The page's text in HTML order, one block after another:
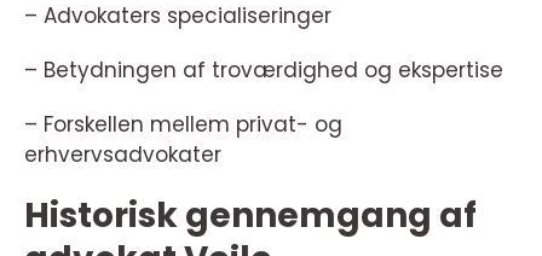
– Advokaters specialiseringer
– Betydningen af troværdighed og ekspertise
– Forskellen mellem privat- og
erhvervsadvokater
Historisk gennemgang af